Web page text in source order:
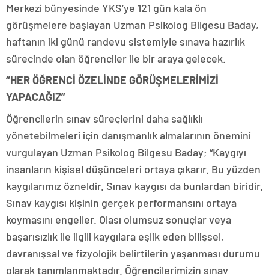
Merkezi bünyesinde YKS’ye 121 gün kala ön
görüşmelere başlayan Uzman Psikolog Bilgesu Baday,
haftanın iki günü randevu sistemiyle sınava hazırlık
sürecinde olan öğrenciler ile bir araya gelecek.
“HER ÖĞRENCİ ÖZELİNDE GÖRÜŞMELERİMİZİ
YAPACAĞIZ”
Öğrencilerin sınav süreçlerini daha sağlıklı
yönetebilmeleri için danışmanlık almalarının önemini
vurgulayan Uzman Psikolog Bilgesu Baday; “Kaygıyı
insanların kişisel düşünceleri ortaya çıkarır. Bu yüzden
kaygılarımız özneldir. Sınav kaygısı da bunlardan biridir.
Sınav kaygısı kişinin gerçek performansını ortaya
koymasını engeller. Olası olumsuz sonuçlar veya
başarısızlık ile ilgili kaygılara eşlik eden bilişsel,
davranışsal ve fizyolojik belirtilerin yaşanması durumu
olarak tanımlanmaktadır. Öğrencilerimizin sınav